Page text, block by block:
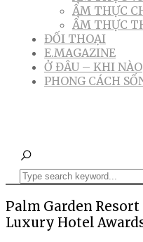
ẨM THỰC
ẨM THỰC
ĐỐI THOẠI
E.MAGAZINE
Ở ĐÂU – KHI NÀO
PHONG CÁCH
Palm Garden
Luxury Hotel